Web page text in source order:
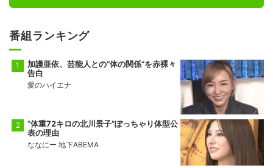
番組ランキング
加護亜依、芸能人との“体の関係”を赤裸々
告白
愛のハイエナ
“体重72キロの北川景子”ぽっちゃり体型公
表の理由
ななにー 地下ABEMA